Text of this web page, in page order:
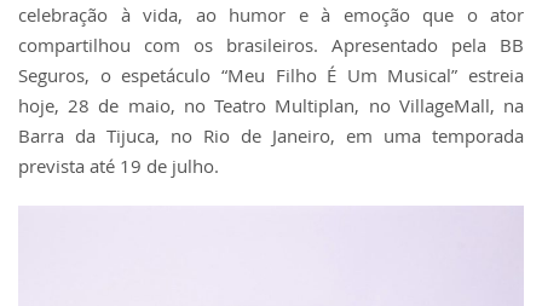
celebração à vida, ao humor e à emoção que o ator
compartilhou com os brasileiros. Apresentado pela BB
Seguros, o espetáculo “Meu Filho É Um Musical” estreia
hoje, 28 de maio, no Teatro Multiplan, no VillageMall, na
Barra da Tijuca, no Rio de Janeiro, em uma temporada
prevista até 19 de julho.